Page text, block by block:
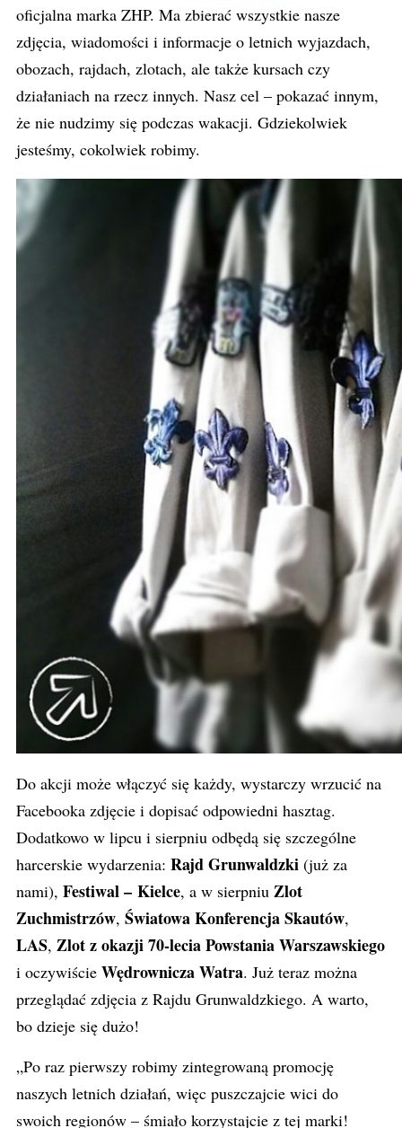
oficjalna marka ZHP. Ma zbierać wszystkie nasze
zdjęcia, wiadomości i informacje o letnich wyjazdach,
obozach, rajdach, zlotach, ale także kursach czy
działaniach na rzecz innych. Nasz cel – pokazać innym,
że nie nudzimy się podczas wakacji. Gdziekolwiek
jesteśmy, cokolwiek robimy.
Do akcji może włączyć się każdy, wystarczy wrzucić na
Facebooka zdjęcie i dopisać odpowiedni hasztag.
Dodatkowo w lipcu i sierpniu odbędą się szczególne
harcerskie wydarzenia: Rajd Grunwaldzki (już za
nami), Festiwal – Kielce, a w sierpniu Zlot
Zuchmistrzów, Światowa Konferencja Skautów,
LAS, Zlot z okazji 70-lecia Powstania Warszawskiego
i oczywiście Wędrownicza Watra. Już teraz można
przeglądać zdjęcia z Rajdu Grunwaldzkiego. A warto,
bo dzieje się dużo!
„Po raz pierwszy robimy zintegrowaną promocję
naszych letnich działań, więc puszczajcie wici do
swoich regionów – śmiało korzystajcie z tej marki!